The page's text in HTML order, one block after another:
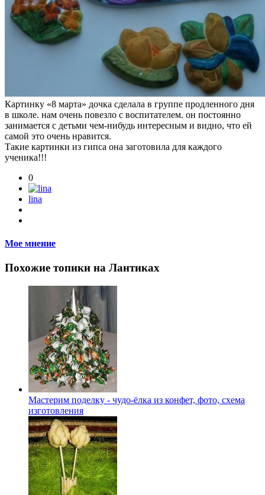
Картинку «8 марта» дочка сделала в группе продленного дня
в школе. нам очень повезло с воспитателем. он постоянно
занимается с детьми чем-нибудь интересным и видно, что ей
самой это очень нравится.
Такие картинки из гипса она заготовила для каждого
ученика!!!
0
lina
Мое мнение
Похожие топики на Лантиках
Мастерим поделку - чудо-ёлка из конфет, фото, схема
изготовления